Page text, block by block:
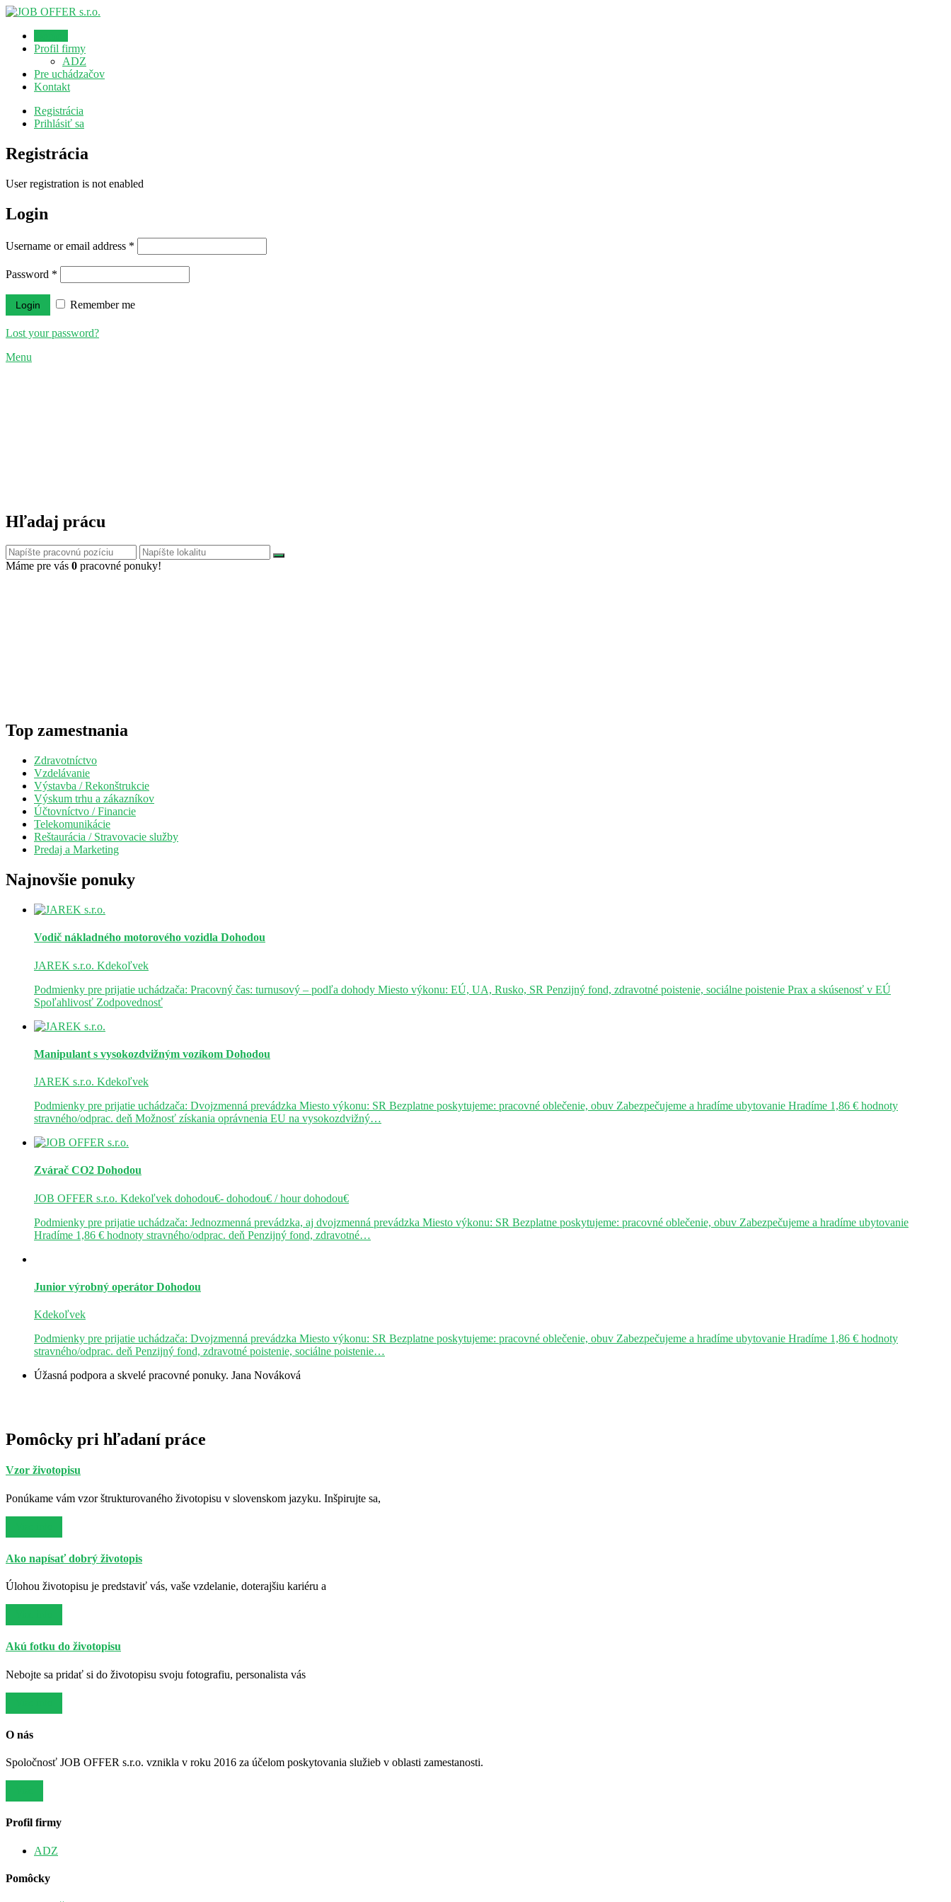
Profil firmy
ADZ
Pre uchádzačov
Kontakt
Registrácia
Prihlásiť sa
Registrácia
User registration is not enabled
Login
Username or email address *
Password *
Remember me
Lost your password?
Menu
Hľadaj prácu
Máme pre vás 0 pracovné ponuky!
Top zamestnania
Zdravotníctvo
Vzdelávanie
Výstavba / Rekonštrukcie
Výskum trhu a zákazníkov
Účtovníctvo / Financie
Telekomunikácie
Reštaurácia / Stravovacie služby
Predaj a Marketing
Najnovšie ponuky
Vodič nákladného motorového vozidla Dohodou
JAREK s.r.o. Kdekoľvek
Podmienky pre prijatie uchádzača: Pracovný čas: turnusový – podľa dohody Miesto výkonu: EÚ, UA, Rusko, SR Penzijný fond, zdravotné poistenie, sociálne poistenie Prax a skúsenosť v EÚ
Spoľahlivosť Zodpovednosť
Manipulant s vysokozdvižným vozíkom Dohodou
JAREK s.r.o. Kdekoľvek
Podmienky pre prijatie uchádzača: Dvojzmenná prevádzka Miesto výkonu: SR Bezplatne poskytujeme: pracovné oblečenie, obuv Zabezpečujeme a hradíme ubytovanie Hradíme 1,86 € hodnoty
stravného/odprac. deň Možnosť získania oprávnenia EU na vysokozdvižný…
Zvárač CO2 Dohodou
JOB OFFER s.r.o. Kdekoľvek dohodou€- dohodou€ / hourdohodou€
Podmienky pre prijatie uchádzača: Jednozmenná prevádzka, aj dvojzmenná prevádzka Miesto výkonu: SR Bezplatne poskytujeme: pracovné oblečenie, obuv Zabezpečujeme a hradíme ubytovanie
Hradíme 1,86 € hodnoty stravného/odprac. deň Penzijný fond, zdravotné…
Junior výrobný operátor Dohodou
Kdekoľvek
Podmienky pre prijatie uchádzača: Dvojzmenná prevádzka Miesto výkonu: SR Bezplatne poskytujeme: pracovné oblečenie, obuv Zabezpečujeme a hradíme ubytovanie Hradíme 1,86 € hodnoty
stravného/odprac. deň Penzijný fond, zdravotné poistenie, sociálne poistenie…
Úžasná podpora a skvelé pracovné ponuky. Jana Nováková
Pomôcky pri hľadaní práce
Vzor životopisu
Ponúkame vám vzor štrukturovaného životopisu v slovenskom jazyku. Inšpirujte sa,
Ako napísať dobrý životopis
Úlohou životopisu je predstaviť vás, vaše vzdelanie, doterajšiu kariéru a
Akú fotku do životopisu
Nebojte sa pridať si do životopisu svoju fotografiu, personalista vás
O nás
Spoločnosť JOB OFFER s.r.o. vznikla v roku 2016 za účelom poskytovania služieb v oblasti zamestanosti.
Profil firmy
ADZ
Pomôcky